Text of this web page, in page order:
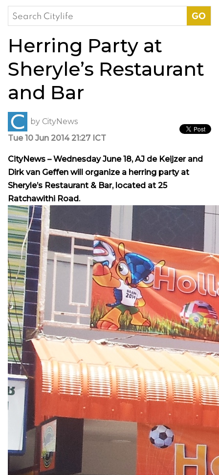
Search
for:
Herring Party at
Sheryle’s Restaurant
and Bar
by CityNews
Tue 10 Jun 2014 21:27 ICT
CityNews – Wednesday June 18, AJ de Keijzer and
Dirk van Geffen will organize a herring party at
Sheryle’s Restaurant & Bar, located at 25
Ratchawithi Road.